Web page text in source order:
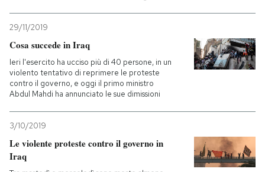
I MIEI PREFERITI
SHOP
AREA PERSONALE
29/11/2019
Cosa succede in Iraq
Ieri l'esercito ha ucciso più di 40 persone, in un
violento tentativo di reprimere le proteste
contro il governo, e oggi il primo ministro
Abdul Mahdi ha annunciato le sue dimissioni
3/10/2019
Le violente proteste contro il governo in
Iraq